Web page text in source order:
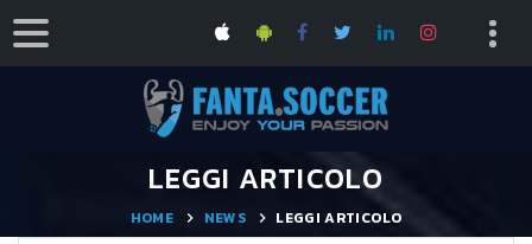
LEGGI ARTICOLO
HOME NEWS LEGGI ARTICOLO